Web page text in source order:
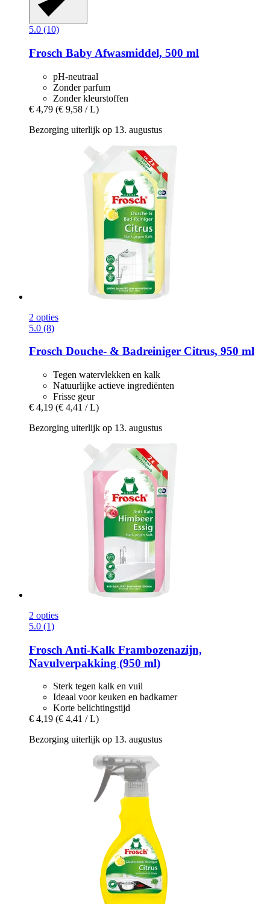
5.0 (10)
Frosch Baby Afwasmiddel, 500 ml
pH-neutraal
Zonder parfum
Zonder kleurstoffen
€ 4,79 (€ 9,58 / L)
Bezorging uiterlijk op 13. augustus
2 opties
5.0 (8)
Frosch Douche-​ & Badreiniger Citrus, 950 ml
Tegen watervlekken en kalk
Natuurlijke actieve ingrediënten
Frisse geur
€ 4,19 (€ 4,41 / L)
Bezorging uiterlijk op 13. augustus
2 opties
5.0 (1)
Frosch Anti-​Kalk Frambozenazijn,
Navulverpakking (950 ml)
Sterk tegen kalk en vuil
Ideaal voor keuken en badkamer
Korte belichtingstijd
€ 4,19 (€ 4,41 / L)
Bezorging uiterlijk op 13. augustus